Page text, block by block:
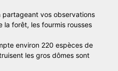
partageant vos observations
la forêt, les fourmis rousses
environ 220 espèces de
les gros dômes sont